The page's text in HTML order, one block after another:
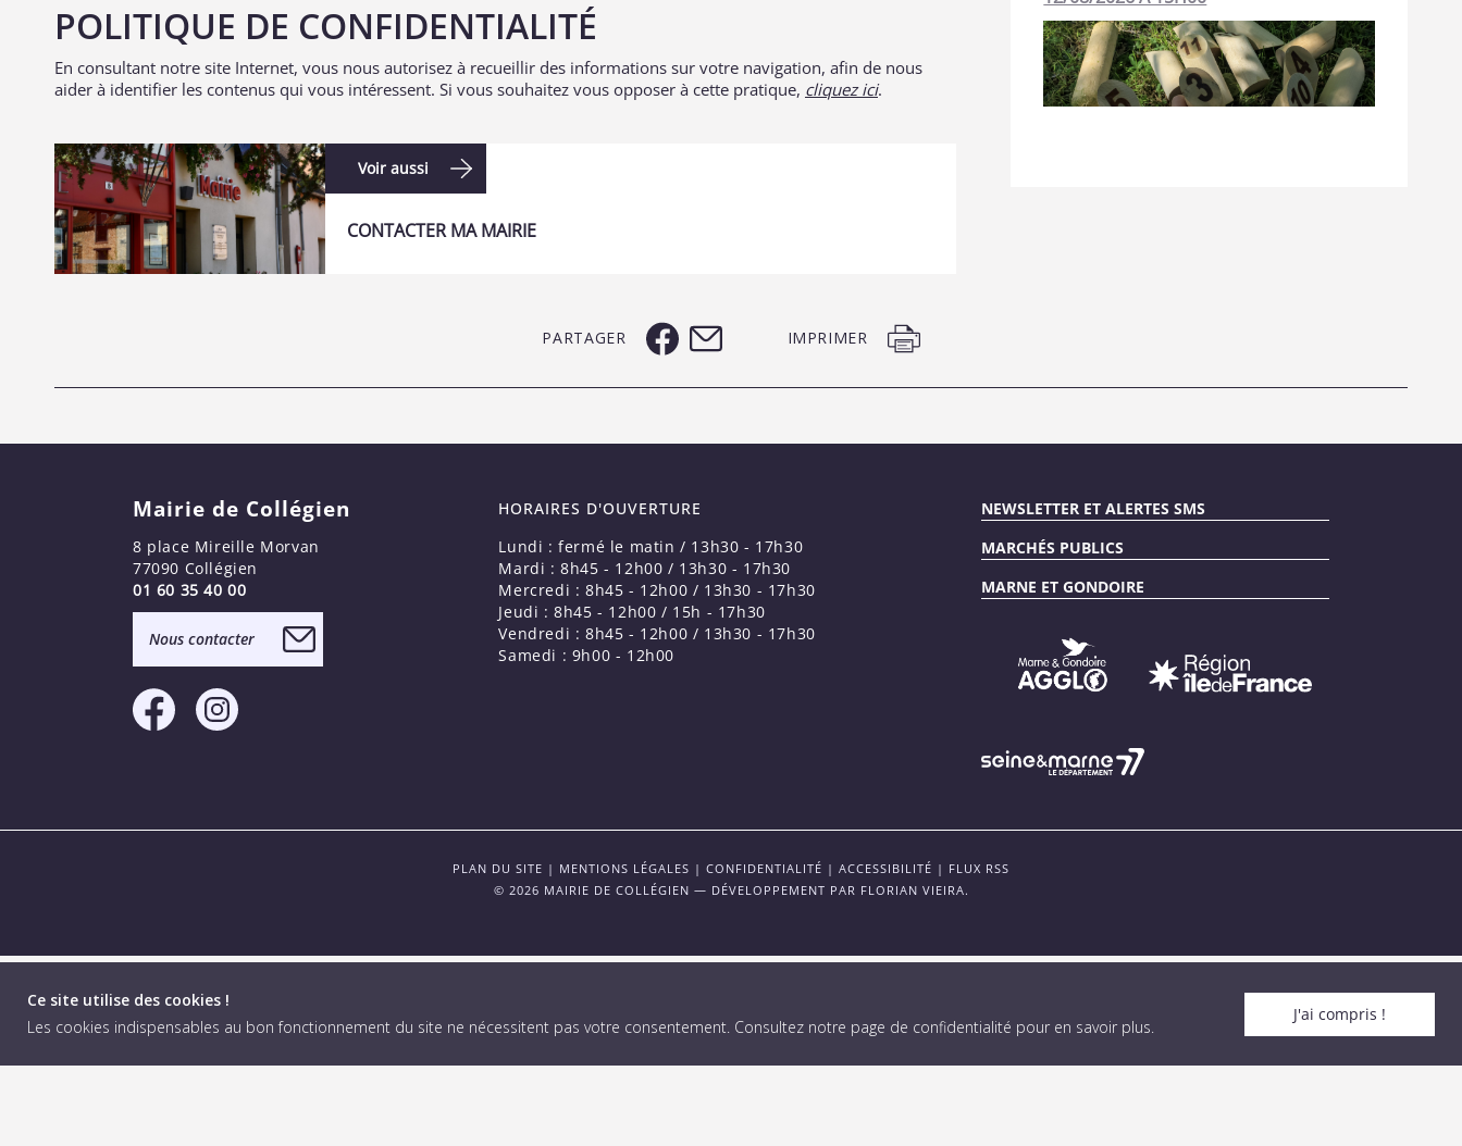
Ce site utilise des cookies !
Les cookies indispensables au bon fonctionnement du site ne nécessitent pas votre consentement. Consultez notre page de confidentialité pour en savoir plus.
J'ai compris !
POLITIQUE DE CONFIDENTIALITÉ
En consultant notre site Internet, vous nous autorisez à recueillir des informations sur votre navigation, afin de nous
aider à identifier les contenus qui vous intéressent. Si vous souhaitez vous opposer à cette pratique, cliquez ici.
Voir aussi
CONTACTER MA MAIRIE
PARTAGER IMPRIMER
Mairie de Collégien
8 place Mireille Morvan
77090 Collégien
01 60 35 40 00
Nous contacter
HORAIRES D'OUVERTURE
Lundi : fermé le matin / 13h30 - 17h30
Mardi : 8h45 - 12h00 / 13h30 - 17h30
Mercredi : 8h45 - 12h00 / 13h30 - 17h30
Jeudi : 8h45 - 12h00 / 15h - 17h30
Vendredi : 8h45 - 12h00 / 13h30 - 17h30
Samedi : 9h00 - 12h00
NEWSLETTER ET ALERTES SMS
MARCHÉS PUBLICS
MARNE ET GONDOIRE
PLAN DU SITE | MENTIONS LÉGALES | CONFIDENTIALITÉ | ACCESSIBILITÉ | FLUX RSS
© 2026 MAIRIE DE COLLÉGIEN — DÉVELOPPEMENT PAR FLORIAN VIEIRA.